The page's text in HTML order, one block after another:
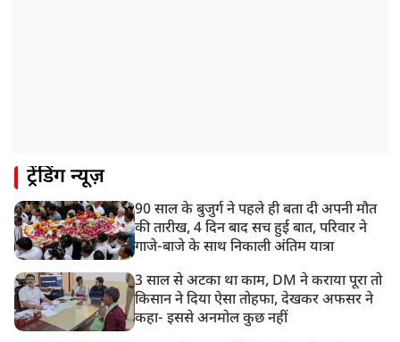
ट्रेंडिंग न्यूज़
90 साल के बुजुर्ग ने पहले ही बता दी अपनी मौत
की तारीख, 4 दिन बाद सच हुई बात, परिवार ने
गाजे-बाजे के साथ निकाली अंतिम यात्रा
3 साल से अटका था काम, DM ने कराया पूरा तो
किसान ने दिया ऐसा तोहफा, देखकर अफसर ने
कहा- इससे अनमोल कुछ नहीं